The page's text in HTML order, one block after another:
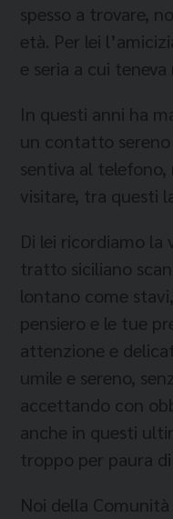
spesso a trovare,
età. Per lei
e seria a cui
In questi anni ha
un contatto
sentiva al
visitare, tra questi
Di lei ricordiamo la
tratto siciliano
lontano come
pensiero e le tue
attenzione e
umile e sereno,
accettando con
anche in questi
troppo per paura
Noi della